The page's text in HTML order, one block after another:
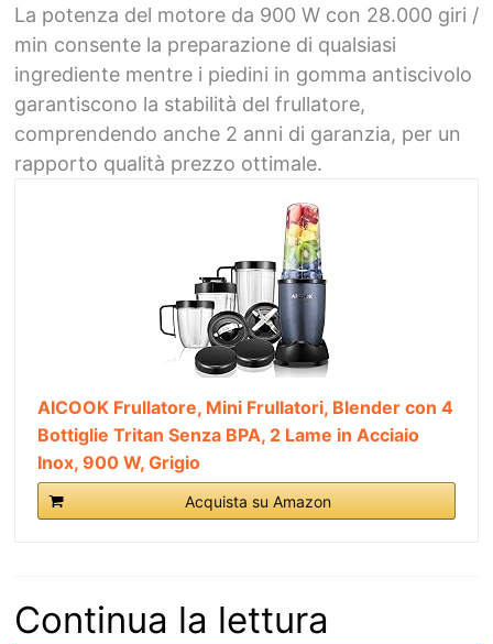
La potenza del motore da 900 W con 28.000 giri /
min consente la preparazione di qualsiasi
ingrediente mentre i piedini in gomma antiscivolo
garantiscono la stabilità del frullatore,
comprendendo anche 2 anni di garanzia, per un
rapporto qualità prezzo ottimale.
AICOOK Frullatore, Mini Frullatori, Blender con 4
Bottiglie Tritan Senza BPA, 2 Lame in Acciaio
Inox, 900 W, Grigio
Acquista su Amazon
Continua la lettura